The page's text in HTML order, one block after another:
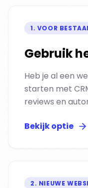
1. VOOR
Gebruik
Heb je al een
starten met
reviews en
Bekijk optie
2. NIEUWE